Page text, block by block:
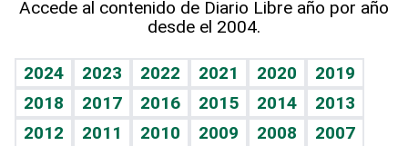
Vida y familia
Eñe
Celebrando la vida
BRV
TBT Deportivo
Más firmas
Guía del dinero
Horóscopos
Juegos
Accede al contenido de Diario Libre año por año
desde el 2004.
2024 2023 2022 2021 2020
2019
2018
2017 2016 2015 2014
2013
2012
2011 2010 2009 2008
2007